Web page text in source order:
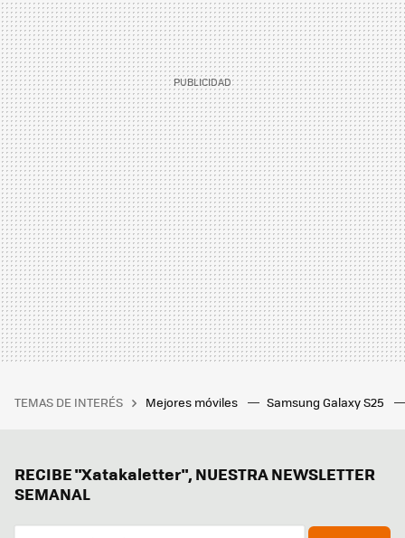
TEMAS DE INTERÉS Mejores móviles Samsung Galaxy S25
RECIBE "Xatakaletter", NUESTRA NEWSLETTER
SEMANAL